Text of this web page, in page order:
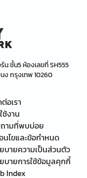
น ชั้น5 ห้องเลขที่ SH555
ง กรุงเทพ 10260
อเรา
ช้งาน
ามที่พบบ่อย
นไขและข้อกำหนด
บายความเป็นส่วนตัว
บายการใช้ข้อมูลคุกกี้
Index